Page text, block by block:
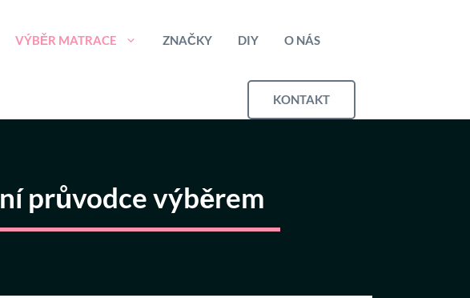
VÝBĚR MATRACE ZNAČKY DIY O NÁS
KONTAKT
průvodce výběrem